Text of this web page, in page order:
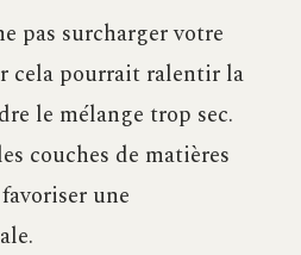
pas surcharger votre
cela pourrait ralentir la
le mélange trop sec.
couches de matières
une